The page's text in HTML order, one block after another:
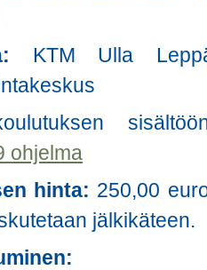
KTM Ulla
ohjelma
hinta: 250,00
jälkikäteen.